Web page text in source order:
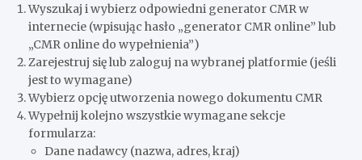
Wyszukaj i wybierz odpowiedni generator CMR w
internecie (wpisując hasło „generator CMR online” lub
„CMR online do wypełnienia”)
Zarejestruj się lub zaloguj na wybranej platformie (jeśli
jest to wymagane)
Wybierz opcję utworzenia nowego dokumentu CMR
Wypełnij kolejno wszystkie wymagane sekcje
formularza:
Dane nadawcy (nazwa, adres, kraj)